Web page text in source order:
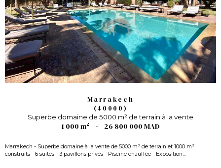
Marrakech
(40000)
Superbe domaine de 5000 m² de terrain à la vente
1 000 m² - 26 800 000 MAD
Marrakech - Superbe domaine à la vente de 5000 m² de terrain et 1000 m²
construits - 6 suites - 3 pavillons privés - Piscine chauffée - Exposition...